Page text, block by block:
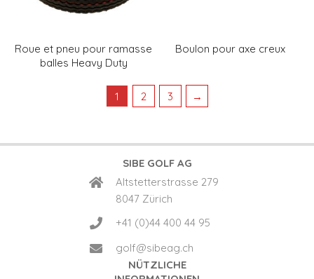
Roue et pneu pour ramasse
balles Heavy Duty
Boulon pour axe creux
1 2 3 →
SIBE GOLF AG
Altstetterstrasse 279
8047 Zürich
+41 (0)44 400 44 95
golf@sibeag.ch
NÜTZLICHE